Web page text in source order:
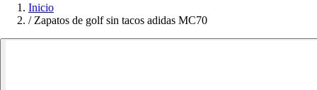
Inicio
/ Zapatos de golf sin tacos adidas MC70